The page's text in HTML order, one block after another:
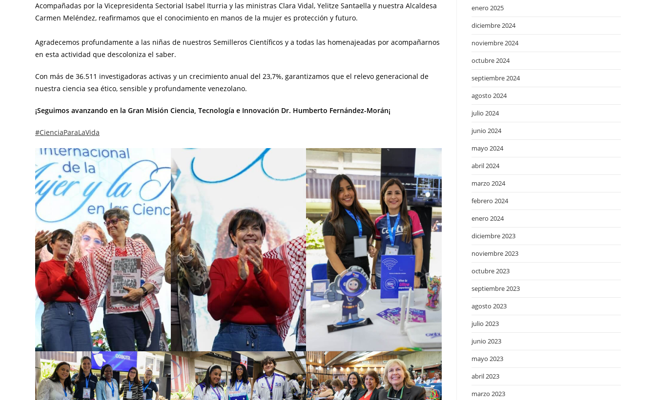
Acompañadas por la Vicepresidenta Sectorial Isabel Iturria y las ministras Clara Vidal, Yelitze Santaella y nuestra Alcaldesa
Carmen Meléndez, reafirmamos que el conocimiento en manos de la mujer es protección y futuro.
Agradecemos profundamente a las niñas de nuestros Semilleros Científicos y a todas las homenajeadas por acompañarnos
en esta actividad que descoloniza el saber.
Con más de 36.511 investigadoras activas y un crecimiento anual del 23,7%, garantizamos que el relevo generacional de
nuestra ciencia sea ético, sensible y profundamente venezolano.
¡Seguimos avanzando en la Gran Misión Ciencia, Tecnología e Innovación Dr. Humberto Fernández-Morán¡
#CienciaParaLaVida
enero 2025
diciembre 2024
noviembre 2024
octubre 2024
septiembre 2024
agosto 2024
julio 2024
junio 2024
mayo 2024
abril 2024
marzo 2024
febrero 2024
enero 2024
diciembre 2023
noviembre 2023
octubre 2023
septiembre 2023
agosto 2023
julio 2023
junio 2023
mayo 2023
abril 2023
marzo 2023